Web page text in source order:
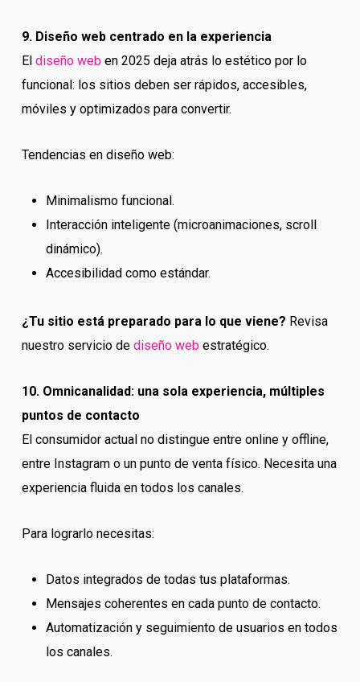
9. Diseño web centrado en la experiencia
El diseño web en 2025 deja atrás lo estético por lo
funcional: los sitios deben ser rápidos, accesibles,
móviles y optimizados para convertir.
Tendencias en diseño web:
Minimalismo funcional.
Interacción inteligente (microanimaciones, scroll
dinámico).
Accesibilidad como estándar.
¿Tu sitio está preparado para lo que viene? Revisa
nuestro servicio de diseño web estratégico.
10. Omnicanalidad: una sola experiencia, múltiples
puntos de contacto
El consumidor actual no distingue entre online y offline,
entre Instagram o un punto de venta físico. Necesita una
experiencia fluida en todos los canales.
Para lograrlo necesitas:
Datos integrados de todas tus plataformas.
Mensajes coherentes en cada punto de contacto.
Automatización y seguimiento de usuarios en todos
los canales.